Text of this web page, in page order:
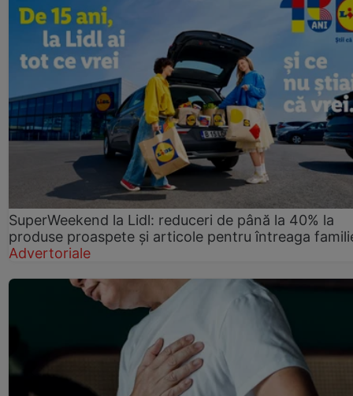
SuperWeekend la Lidl: reduceri de până la 40% la
produse proaspete și articole pentru întreaga
Advertoriale